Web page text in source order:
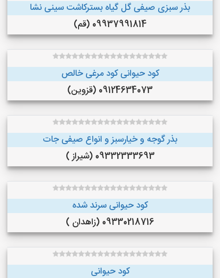
بذر سبزی صیفی گل گیاه بسترکاشت سینی نشا
09937991814 (قم)
کود حیوانی کود مرغی خالص
09124634073 (قزوین)
بذر گوجه و خیارسبز و انواع صیفی جات
09332333693 (شیراز )
کود حیوانی سرند شده
09330218716 (زاهدان )
کود حیوانی